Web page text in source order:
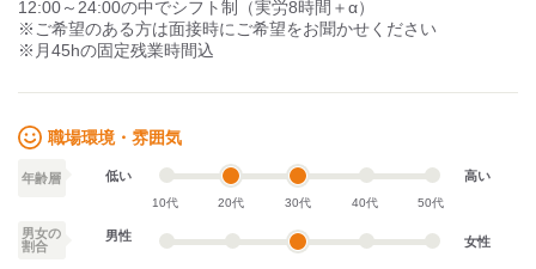
12:00～24:00の中でシフト制（実労8時間＋α）
※ご希望のある方は面接時にご希望をお聞かせください
※月45hの固定残業時間込
職場環境・雰囲気
年齢層 低い
10代 20代 30代 40代 50代
高い
男女の
割合
男性 女性